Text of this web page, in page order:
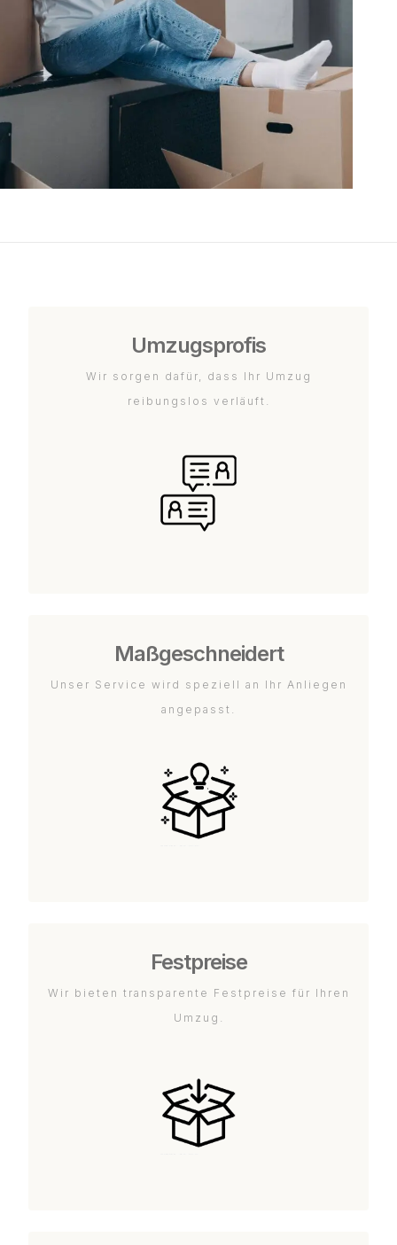
Umzugsprofis
Wir sorgen dafür, dass Ihr Umzug
reibungslos verläuft.
Maßgeschneidert
Unser Service wird speziell an Ihr Anliegen
angepasst.
Festpreise
Wir bieten transparente Festpreise für Ihren
Umzug.